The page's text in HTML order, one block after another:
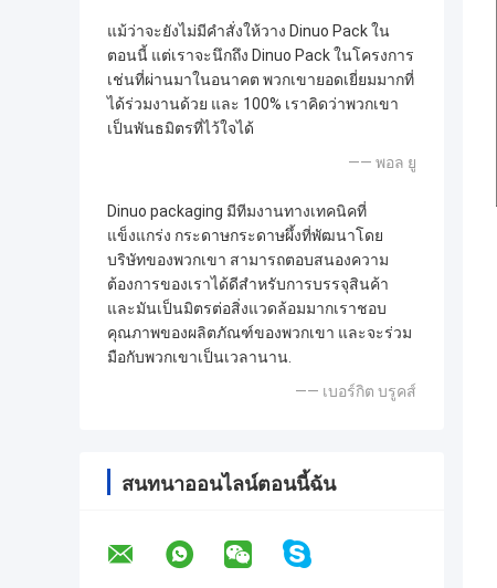
แม้ว่าจะยังไม่มีคำสั่งให้วาง Dinuo Pack ใน
ตอนนี้ แต่เราจะนึกถึง Dinuo Pack ในโครงการ
เช่นที่ผ่านมาในอนาคต พวกเขายอดเยี่ยมมากที่
ได้ร่วมงานด้วย และ 100% เราคิดว่าพวกเขา
เป็นพันธมิตรที่ไว้ใจได้
—— พอล ยู
Dinuo packaging มีทีมงานทางเทคนิคที่
แข็งแกร่ง กระดาษกระดาษผึ้งที่พัฒนาโดย
บริษัทของพวกเขา สามารถตอบสนองความ
ต้องการของเราได้ดีสําหรับการบรรจุสินค้า
และมันเป็นมิตรต่อสิ่งแวดล้อมมากเราชอบ
คุณภาพของผลิตภัณฑ์ของพวกเขา และจะร่วม
มือกับพวกเขาเป็นเวลานาน.
—— เบอร์กิต บรูคส์
สนทนาออนไลน์ตอนนี้ฉัน